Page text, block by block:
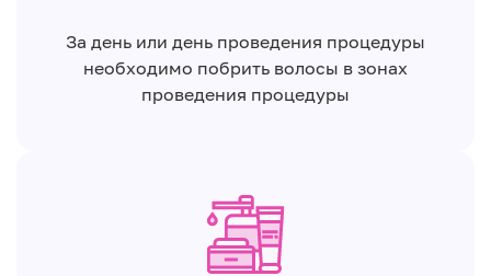
За день или день проведения процедуры
необходимо побрить волосы в зонах
проведения процедуры